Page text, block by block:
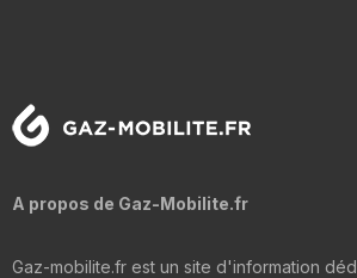
A propos de Gaz-Mobilite.fr
Gaz-mobilite.fr est un site d'information